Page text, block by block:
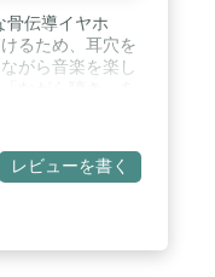
骨伝導イヤホ
るため、耳穴を
がら音楽を楽し
みいただけるよ
独自の「モ
チタンを用いた
度を両立。スポ
きでもずれにく
レビューを書く